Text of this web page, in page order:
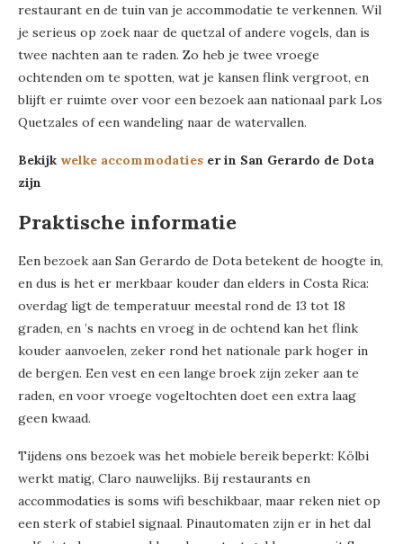
restaurant en de tuin van je accommodatie te verkennen. Wil
je serieus op zoek naar de quetzal of andere vogels, dan is
twee nachten aan te raden. Zo heb je twee vroege
ochtenden om te spotten, wat je kansen flink vergroot, en
blijft er ruimte over voor een bezoek aan nationaal park Los
Quetzales of een wandeling naar de watervallen.
Bekijk welke accommodaties er in San Gerardo de Dota
zijn
Praktische informatie
Een bezoek aan San Gerardo de Dota betekent de hoogte in,
en dus is het er merkbaar kouder dan elders in Costa Rica:
overdag ligt de temperatuur meestal rond de 13 tot 18
graden, en ’s nachts en vroeg in de ochtend kan het flink
kouder aanvoelen, zeker rond het nationale park hoger in
de bergen. Een vest en een lange broek zijn zeker aan te
raden, en voor vroege vogeltochten doet een extra laag
geen kwaad.
Tijdens ons bezoek was het mobiele bereik beperkt: Kölbi
werkt matig, Claro nauwelijks. Bij restaurants en
accommodaties is soms wifi beschikbaar, maar reken niet op
een sterk of stabiel signaal. Pinautomaten zijn er in het dal